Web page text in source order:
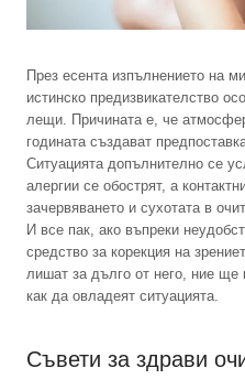
През есента изпълнението на
истинско предизвикателство
лещи. Причината е, че
годината създават
Ситуацията допълнително се
алергии се обострят, а
зачервяването и сухотата в
И все пак, ако въпреки
средство за корекция на
лишат за дълго от него, ние
как да овладеят ситуацията.
Съвети за здрави